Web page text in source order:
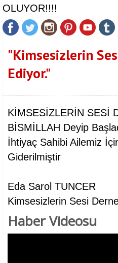
"Kimsesizlerin
Ediyor."
KİMSESİZLERİN SESİ
BİSMİLLAH Deyip
İhtiyaç Sahibi Ailemiz
Giderilmiştir
Eda Sarol TUNCER
Kimsesizlerin Sesi
Haber Videosu